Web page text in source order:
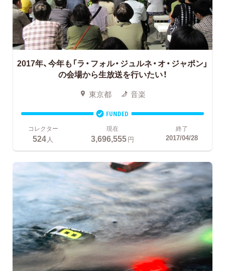
2017年、今年も「ラ・フォル・ジュルネ・オ・ジャポン」
の会場から生放送を行いたい！
東京都 音楽
FUNDED
コレクター
524人
現在
3,696,555円
終了
2017/04/28